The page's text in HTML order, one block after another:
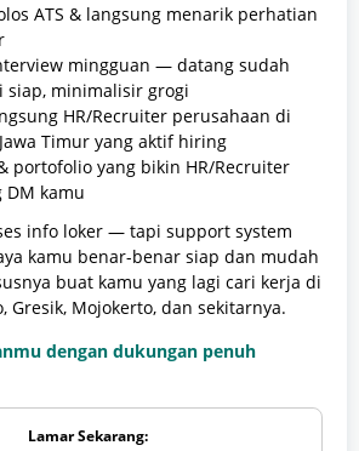
ATS & langsung menarik perhatian
mingguan — datang sudah
siap, minimalisir grogi
HR/Recruiter perusahaan di
Timur yang aktif hiring
portofolio yang bikin HR/Recruiter
DM kamu
info loker — tapi support system
kamu benar-benar siap dan mudah
buat kamu yang lagi cari kerja di
Gresik, Mojokerto, dan sekitarnya.
dengan dukungan penuh
Lamar Sekarang: